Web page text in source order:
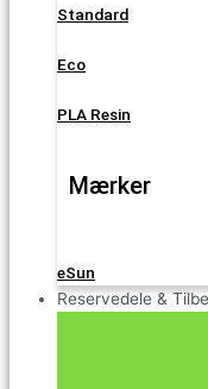
Standard
Eco
PLA Resin
Mærker
eSun
Reservedele &